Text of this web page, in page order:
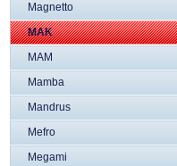
Magnetto
MAK
MAM
Mamba
Mandrus
Mefro
Megami